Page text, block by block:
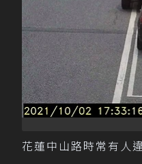
花蓮中山路時常有人